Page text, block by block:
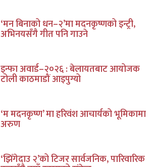
‘मन बिनाको धन–२’मा मदनकृष्णको इन्ट्री,
अभिनयसँगै गीत पनि गाउने
इन्फा अवार्ड–२०२६ : बेलायतबाट आयोजक
टोली काठमाडौं आइपुग्यो
‘म मदनकृष्ण’ मा हरिवंश आचार्यको भूमिकामा
अरुण
‘झिँगेदाउ २’को टिजर सार्वजनिक, पारिवारिक